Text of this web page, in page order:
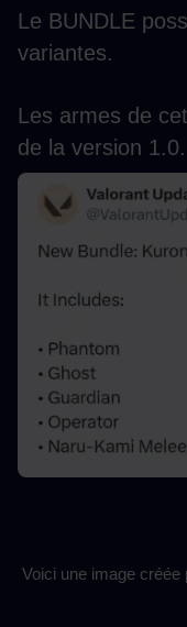
Le BUNDLE
variantes.
Les armes de
de la version 1.0.
Voici une image créée